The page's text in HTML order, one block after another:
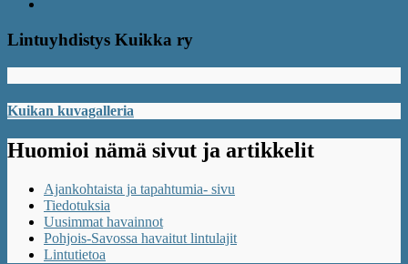
Lintuyhdistys Kuikka ry
Kuikan kuvagalleria
Huomioi nämä sivut ja artikkelit
Ajankohtaista ja tapahtumia- sivu
Tiedotuksia
Uusimmat havainnot
Pohjois-Savossa havaitut lintulajit
Lintutietoa